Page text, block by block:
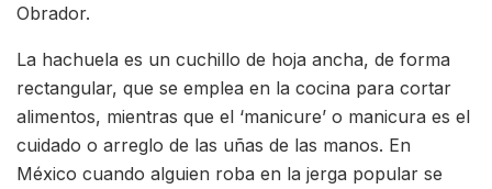
Obrador.
La hachuela es un cuchillo de hoja ancha, de forma
rectangular, que se emplea en la cocina para cortar
alimentos, mientras que el ‘manicure’ o manicura es el
cuidado o arreglo de las uñas de las manos. En
México cuando alguien roba en la jerga popular se